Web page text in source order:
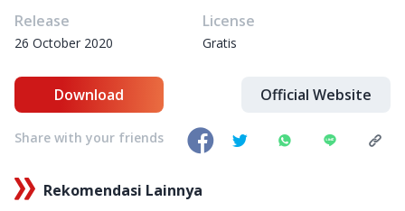
Release
26 October 2020
License
Gratis
Download Official Website
Share with your friends
Rekomendasi Lainnya